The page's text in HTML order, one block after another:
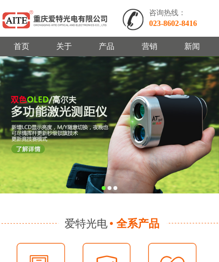
咨询热线：
023-8602-8416
首页 关于 产品 营销 新闻
爱特光电全系产品